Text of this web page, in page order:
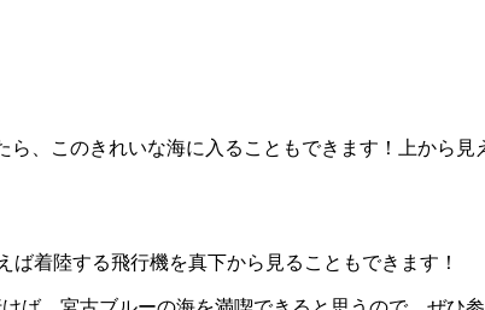
、このきれいな海に入ることもできます！上から見
着陸する飛行機を真下から見ることもできます！